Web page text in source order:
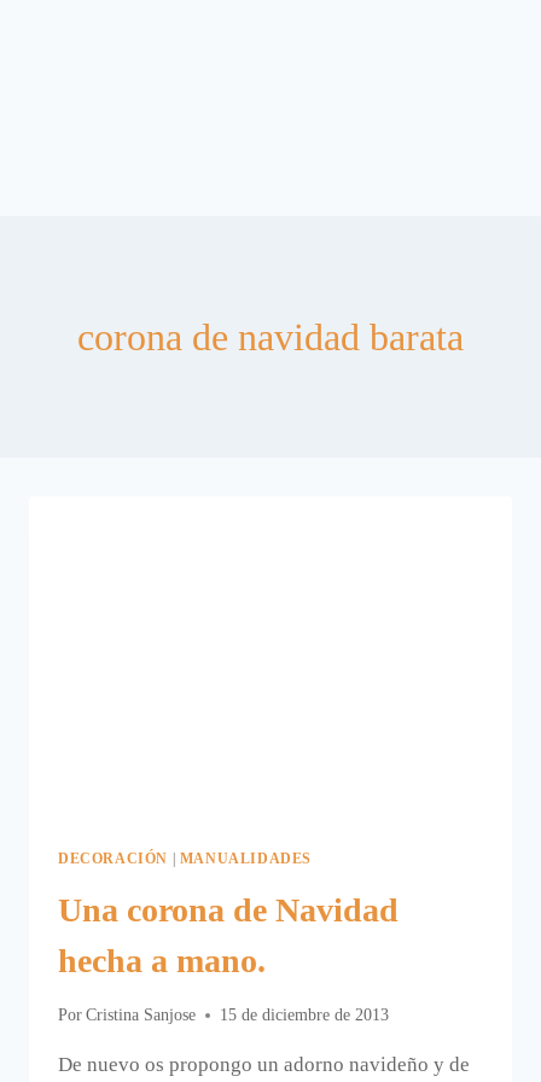
corona de navidad barata
DECORACIÓN | MANUALIDADES
Una corona de Navidad
hecha a mano.
Por Cristina Sanjose 15 de diciembre de 2013
De nuevo os propongo un adorno navideño y de